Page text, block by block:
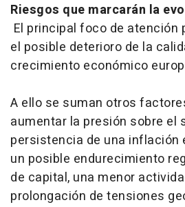
Riesgos que marcarán la
El principal foco de atención
el posible deterioro de la
crecimiento económico
A ello se suman otros
aumentar la presión sobre el
persistencia de una inflación
un posible endurecimiento
de capital, una menor
prolongación de tensiones